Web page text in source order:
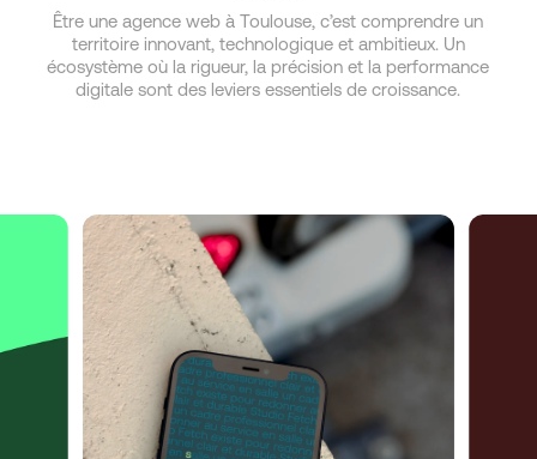
Être une agence web à Toulouse, c’est comprendre un
territoire innovant, technologique et ambitieux. Un
écosystème où la rigueur, la précision et la performance
digitale sont des leviers essentiels de croissance.